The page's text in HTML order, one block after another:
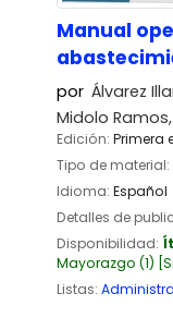
Manual
por Álvarez
Midolo
Edición: Primera
Tipo de material:
Idioma: Español
Detalles de
Disponibilidad:
Mayorazgo (1)
Listas: